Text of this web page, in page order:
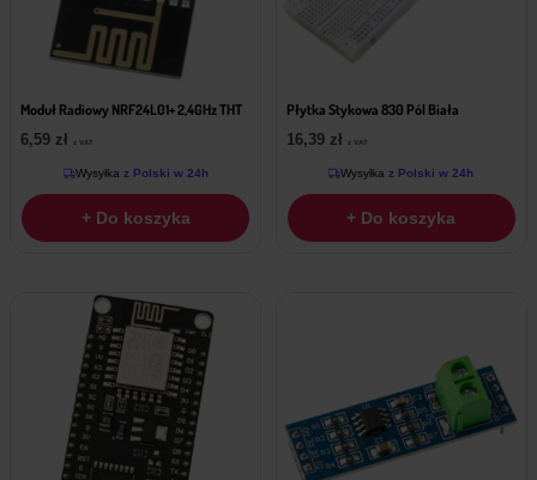
Moduł Radiowy NRF24L01+ 2,4GHz THT
6,59 zł z VAT
Wysyłka z Polski w 24h
+ Do koszyka
Płytka Stykowa 830 Pól Biała
16,39 zł z VAT
Wysyłka z Polski w 24h
+ Do koszyka